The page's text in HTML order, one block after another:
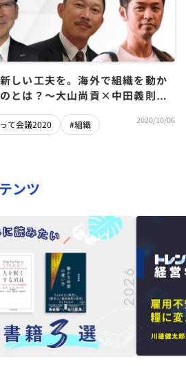
しい工夫を。海外で組織を動か
とは？～大山尚貢×中田義則×
て会議2020 #組織 2020/10/06
ンツ